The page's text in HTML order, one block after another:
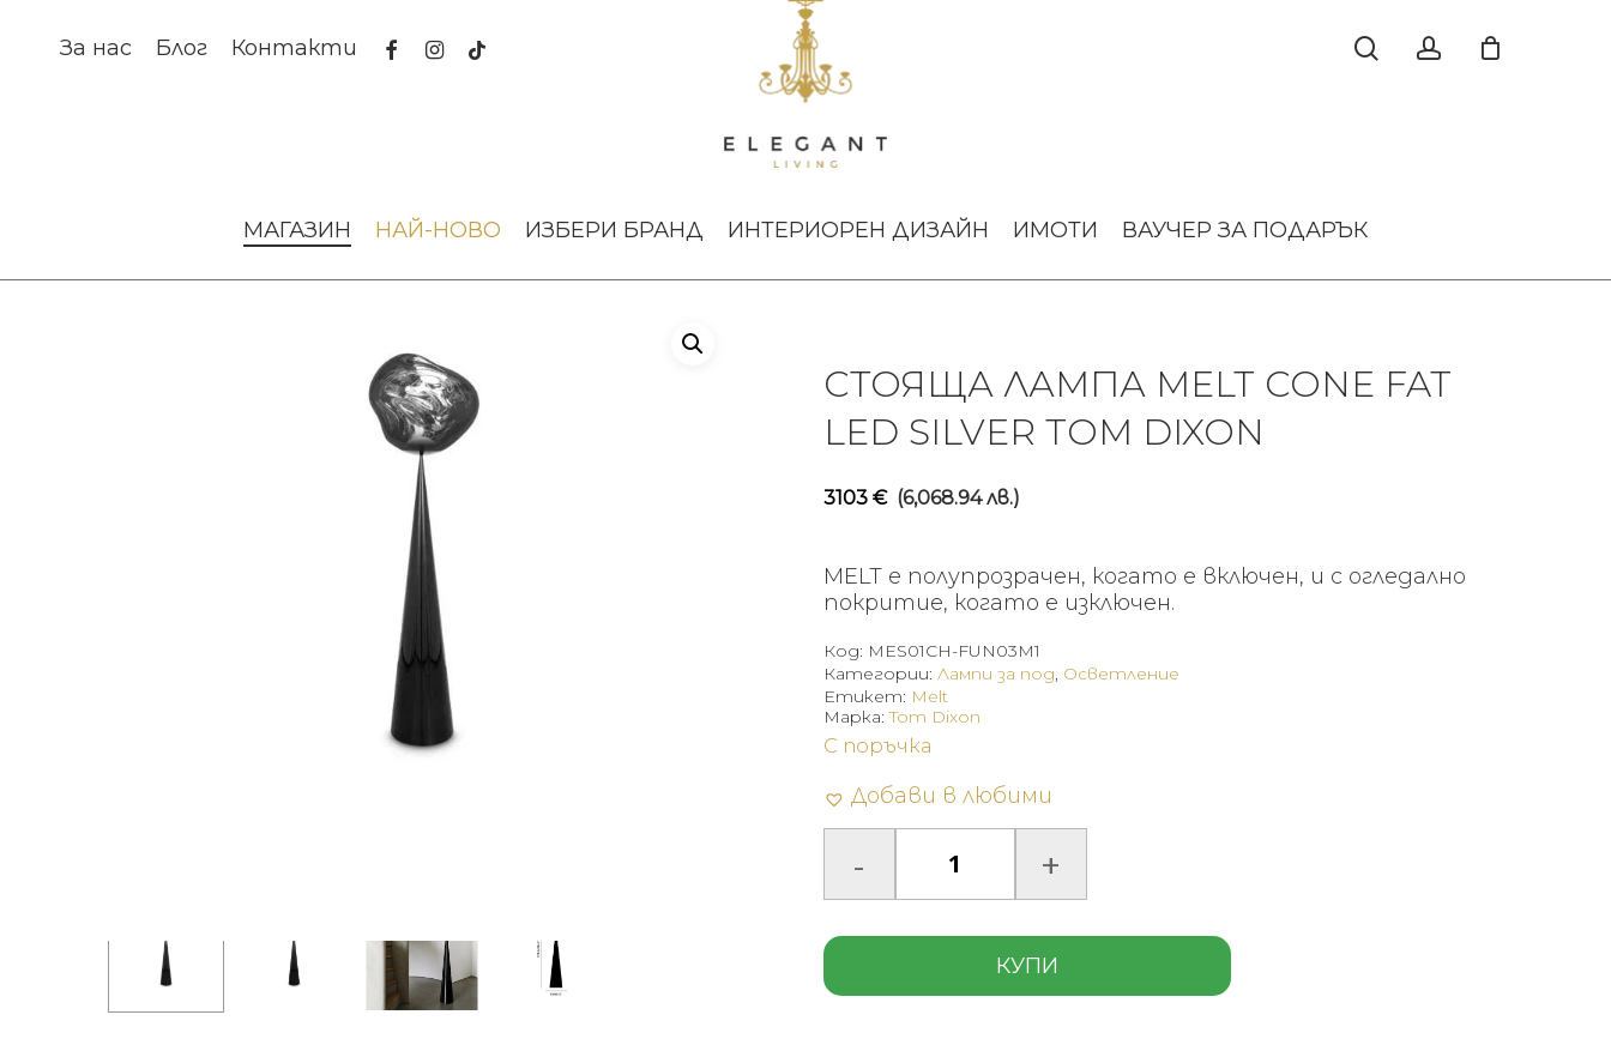
За нас Блог Контакти facebookinstagram
tiktok
МАГАЗИН НАЙ-НОВО ИЗБЕРИ БРАНД ИНТЕРИОРЕН ДИЗАЙН ИМОТИ ВАУЧЕР ЗА ПОДАРЪК
СТОЯЩА ЛАМПА MELT CONE FAT
LED SILVER TOM DIXON
3103 € (6,068.94 лв.)
MELT е полупрозрачен, когато е включен, и с огледално
покритие, когато е изключен.
Код: MES01CH-FUN03M1
Категории: Лампи за под, Осветление
Етикет: Melt
С поръчка
Добави в любими
КУПИ
Марка:Tom Dixon